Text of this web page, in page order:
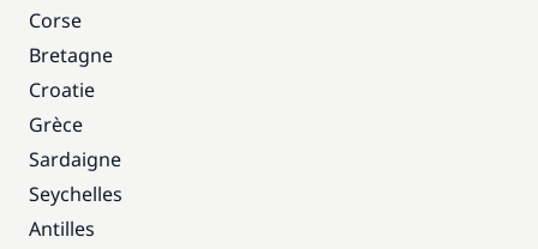
Corse
Bretagne
Croatie
Grèce
Sardaigne
Seychelles
Antilles